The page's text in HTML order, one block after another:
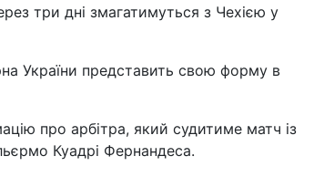
три дні змагатимуться з Чехією у
України представить свою форму в
про арбітра, який судитиме матч із
Куадрі Фернандеса.